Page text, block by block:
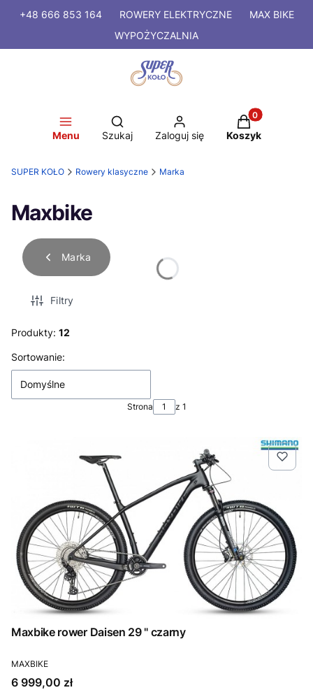
+48 666 853 164 ROWERYELEKTRYCZNE
MAX BIKE
WYPOŻYCZALNIA
Menu
Otwórz wyszukiwarkę
Szukaj Zaloguj się
Produkty w
Koszyk
SUPER KOŁO Rowery klasyczne Marka
Maxbike
Marka
Filtry
Produkty: 12
Lista produktów
Sortowanie:
Domyślne
Strona z 1
Maxbike rower Daisen 29 " czarny
PRODUCENT
MAXBIKE
Cena
6 999,00 zł